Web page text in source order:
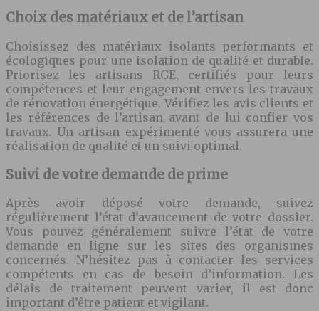
Choix des matériaux et de l’artisan
Choisissez des matériaux isolants performants et
écologiques pour une isolation de qualité et durable.
Priorisez les artisans RGE, certifiés pour leurs
compétences et leur engagement envers les travaux
de rénovation énergétique. Vérifiez les avis clients et
les références de l’artisan avant de lui confier vos
travaux. Un artisan expérimenté vous assurera une
réalisation de qualité et un suivi optimal.
Suivi de votre demande de prime
Après avoir déposé votre demande, suivez
régulièrement l’état d’avancement de votre dossier.
Vous pouvez généralement suivre l’état de votre
demande en ligne sur les sites des organismes
concernés. N’hésitez pas à contacter les services
compétents en cas de besoin d’information. Les
délais de traitement peuvent varier, il est donc
important d’être patient et vigilant.